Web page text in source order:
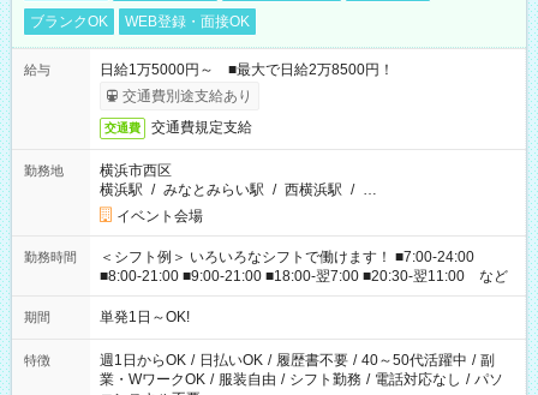
ブランクOK
WEB登録・面接OK
給与
日給1万5000円～ ■最大で日給2万8500円！
交通費別途支給あり
交通費 交通費規定支給
勤務地
横浜市西区
横浜駅 / みなとみらい駅 / 西横浜駅 / …
イベント会場
勤務時間
＜シフト例＞ いろいろなシフトで働けます！ ■7:00-24:00
■8:00-21:00 ■9:00-21:00 ■18:00-翌7:00 ■20:30-翌11:00 など
期間 単発1日～OK!
特徴 週1日からOK / 日払いOK / 履歴書不要 / 40～50代活躍中 / 副
業・WワークOK / 服装自由 / シフト勤務 / 電話対応なし / パソ